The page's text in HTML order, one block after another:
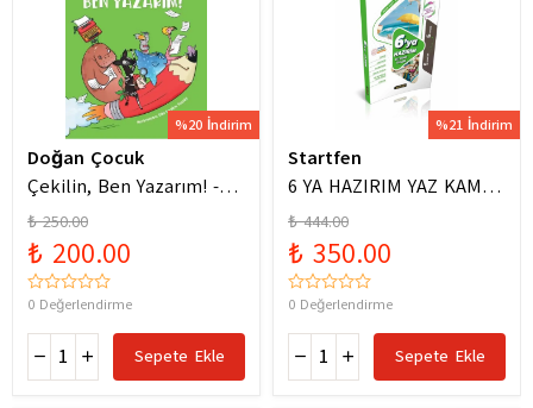
%20 İndirim
Doğan Çocuk
Çekilin, Ben Yazarım! -
Anıl Basılı
₺ 250.00
₺ 200.00
0 Değerlendirme
Sepete Ekle
%21 İndirim
Startfen
6 YA HAZIRIM YAZ KAMPI
FÖYLERİ
₺ 444.00
₺ 350.00
0 Değerlendirme
Sepete Ekle